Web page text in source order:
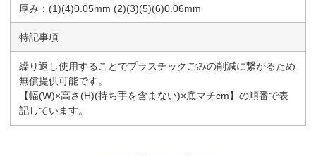
厚み：(1)(4)0.05mm (2)(3)(5)(6)0.06mm
特記事項
繰り返し使用することでプラスチックごみの削減に繋がるため
無償提供可能です。
【幅(W)×高さ(H)(持ち手を含まない)×底マチcm】の順番で表
記しています。